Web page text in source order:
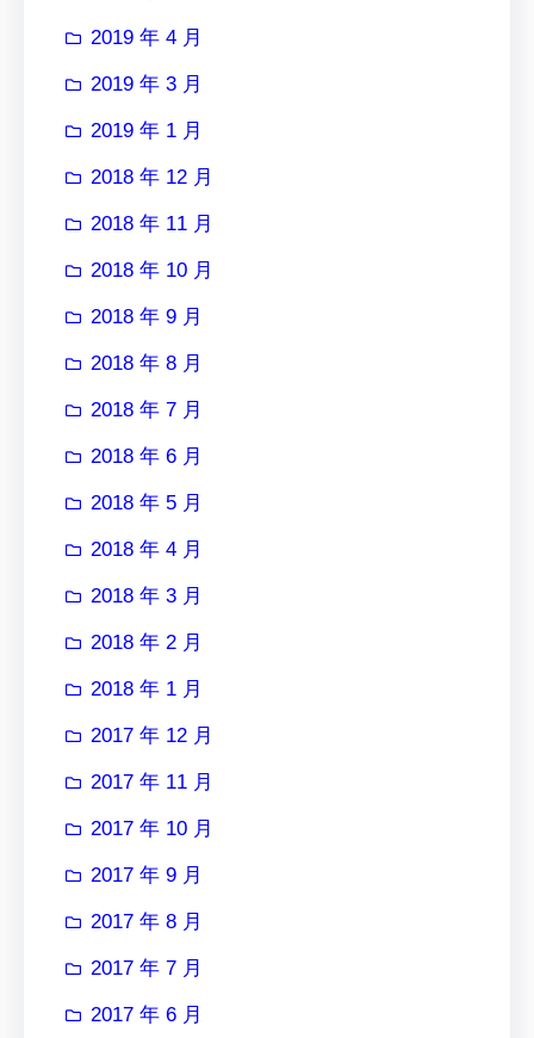
2019 年 4 月
2019 年 3 月
2019 年 1 月
2018 年 12 月
2018 年 11 月
2018 年 10 月
2018 年 9 月
2018 年 8 月
2018 年 7 月
2018 年 6 月
2018 年 5 月
2018 年 4 月
2018 年 3 月
2018 年 2 月
2018 年 1 月
2017 年 12 月
2017 年 11 月
2017 年 10 月
2017 年 9 月
2017 年 8 月
2017 年 7 月
2017 年 6 月